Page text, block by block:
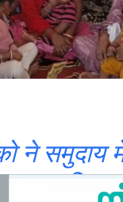
ने समुदाय